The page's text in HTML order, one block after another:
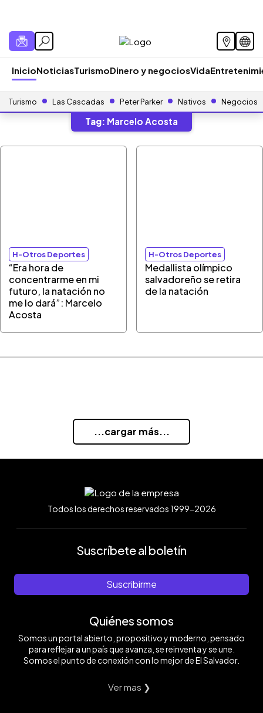
InicioNoticiasTurismoDinero y negociosVida
Turismo Las Cascadas Peter Parker Nativos Negocios
Tag: Marcelo Acosta
H-Otros Deportes
“Era hora de
concentrarme en mi
futuro, la natación no
me lo dará”: Marcelo
Acosta
H-Otros Deportes
Medallista olímpico
salvadoreño se retira
de la natación
...cargar más...
Todos los derechos reservados 1999-2026
Suscríbete al boletín
Suscribirme
Quiénes somos
Somos un portal abierto, propositivo y moderno, pensado
para reflejar a un país que avanza, se reinventa y se une.
Somos el punto de conexión con lo mejor de El Salvador.
Ver mas ❯